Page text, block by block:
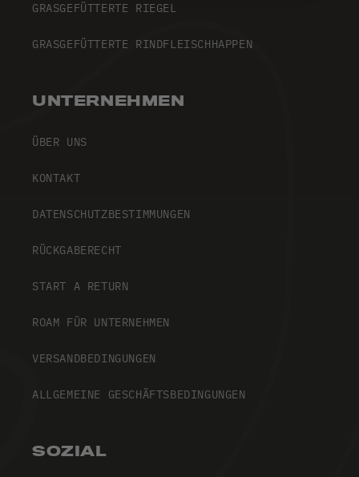
GRASGEFÜTTERTE RIEGEL
GRASGEFÜTTERTE RINDFLEISCHHAPPEN
UNTERNEHMEN
ÜBER UNS
KONTAKT
DATENSCHUTZBESTIMMUNGEN
RÜCKGABERECHT
START A RETURN
ROAM FÜR UNTERNEHMEN
VERSANDBEDINGUNGEN
ALLGEMEINE GESCHÄFTSBEDINGUNGEN
SOZIAL